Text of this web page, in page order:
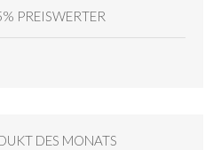
PREISWERTER
DES MONATS